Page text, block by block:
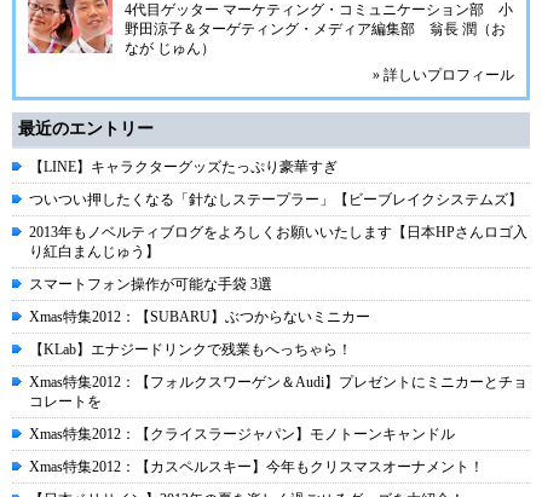
4代目ゲッター マーケティング・コミュニケーション部 小
野田涼子＆ターゲティング・メディア編集部 翁長 潤（お
なが じゅん）
» 詳しいプロフィール
最近のエントリー
【LINE】キャラクターグッズたっぷり豪華すぎ
ついつい押したくなる「針なしステープラー」【ビーブレイクシステムズ】
2013年もノベルティブログをよろしくお願いいたします【日本HPさんロゴ入
り紅白まんじゅう】
スマートフォン操作が可能な手袋 3選
Xmas特集2012：【SUBARU】ぶつからないミニカー
【KLab】エナジードリンクで残業もへっちゃら！
Xmas特集2012：【フォルクスワーゲン＆Audi】プレゼントにミニカーとチョ
コレートを
Xmas特集2012：【クライスラージャパン】モノトーンキャンドル
Xmas特集2012：【カスペルスキー】今年もクリスマスオーナメント！